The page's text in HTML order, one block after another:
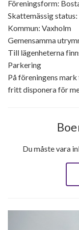
Föreningsform:
Skattemässig
Kommun: Vaxholm
Gemensamma
Till lägenheterna
Parkering
På föreningens
fritt disponera för
Du måste vara